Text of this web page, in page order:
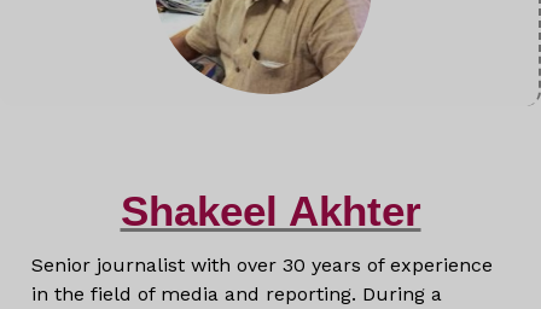
Shakeel Akhter
Senior journalist with over 30 years of experience
in the field of media and reporting. During a